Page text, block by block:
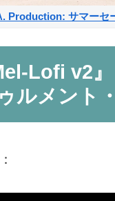
Production: サマーセ
Lofi v2
ルメント